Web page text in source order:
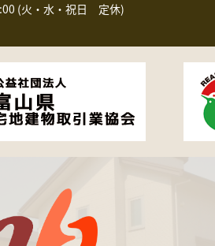
(火・水・祝日 定休)